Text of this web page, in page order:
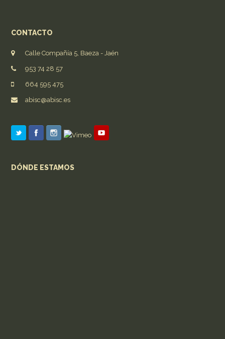
CONTACTO
Calle Compañía 5, Baeza - Jaén
953 74 28 57
664 595 475
abisc@abisc.es
DÓNDE ESTAMOS